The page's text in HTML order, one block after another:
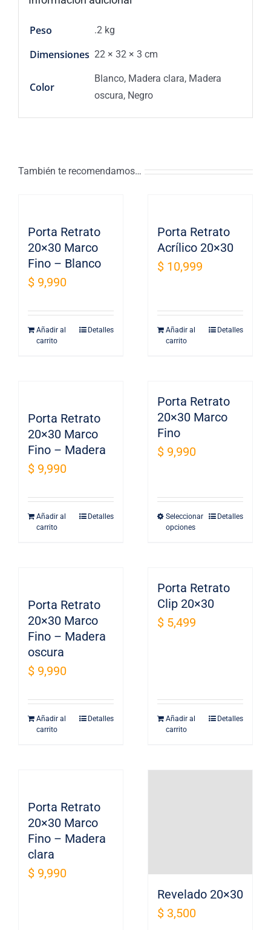
Peso .2 kg
Dimensiones 22 × 32 × 3 cm
Color
Blanco, Madera clara, Madera
oscura, Negro
También te recomendamos…
Porta Retrato
20×30 Marco
Fino – Blanco
$ 9,990
Añadir al
carrito
Detalles
Porta Retrato
Acrílico 20×30
$ 10,999
Añadir al
carrito
Detalles
Porta Retrato
20×30 Marco
Fino – Madera
$ 9,990
Añadir al
carrito
Detalles
Porta Retrato
20×30 Marco
Fino
$ 9,990
Seleccionar
opciones
Este
variantes.
Las
la
página
Detalles
Porta Retrato
20×30 Marco
Fino – Madera
oscura
$ 9,990
Añadir al
carrito
Detalles
Porta Retrato
Clip 20×30
$ 5,499
Añadir al
carrito
Detalles
Porta Retrato
20×30 Marco
Fino – Madera
clara
$ 9,990
Revelado 20×30
$ 3,500